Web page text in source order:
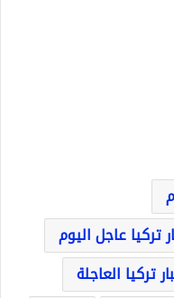
تركيا عاجل اليوم
تركيا العاجلة